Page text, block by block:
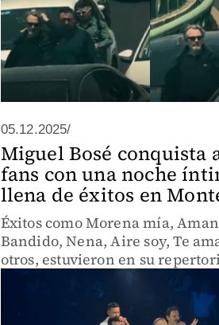
05.12.2025/
Miguel Bosé conquista
fans con una noche
llena de éxitos en
Éxitos como Morena mía,
Bandido, Nena, Aire soy, Te
otros, estuvieron en su